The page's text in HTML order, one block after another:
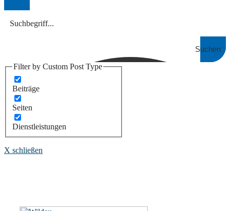
Suchen
Filter by Custom Post Type
Beiträge
Seiten
Dienstleistungen
X schließen